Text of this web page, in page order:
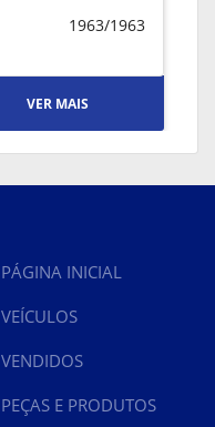
1963/1963
VER MAIS
PÁGINA INICIAL
VEÍCULOS
VENDIDOS
PEÇAS E PRODUTOS